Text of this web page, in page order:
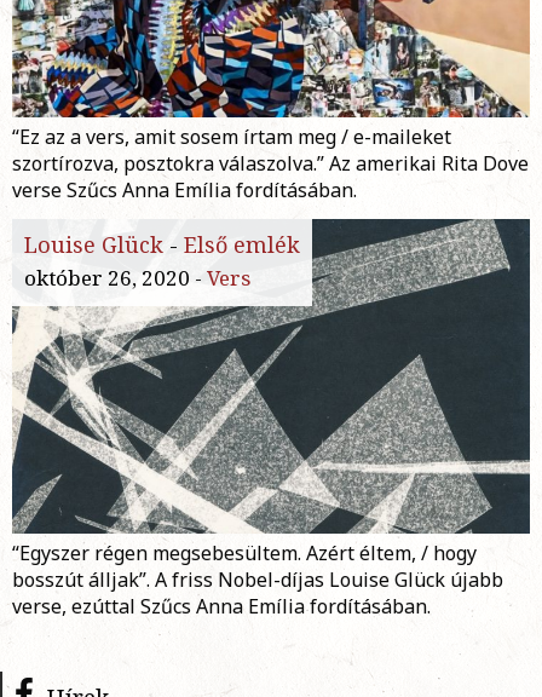
“Ez az a vers, amit sosem írtam meg / e-maileket
szortírozva, posztokra válaszolva.” Az amerikai Rita Dove
verse Szűcs Anna Emília fordításában.
Louise Glück - Első emlék
október 26, 2020 - Vers
“Egyszer régen megsebesültem. Azért éltem, / hogy
bosszút álljak”. A friss Nobel-díjas Louise Glück újabb
verse, ezúttal Szűcs Anna Emília fordításában.